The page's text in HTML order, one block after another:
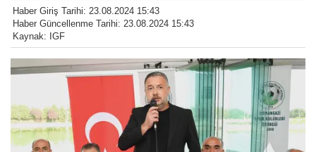
Haber Giriş Tarihi: 23.08.2024 15:43
Haber Güncellenme Tarihi: 23.08.2024 15:43
Kaynak: IGF